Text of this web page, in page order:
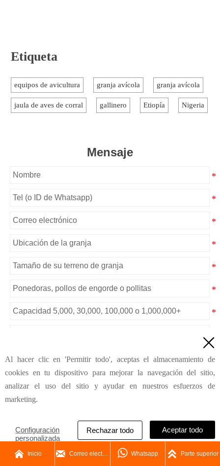
Etiqueta
equipos de avicultura granja avícola granja avícola
jaula de aves de corral gallinero Etiopía Nigeria
Mensaje
Enviar
 Inicio  Correo electrónico  Whatsapp  Parte superior

Al hacer clic en 'Permitir todo', aceptas el almacenamiento de
cookies en tu dispositivo para mejorar la navegación del sitio,
analizar el uso del sitio y ayudar en nuestros esfuerzos de
marketing.
Configuración
personalizada
Rechazar todo Aceptar todo